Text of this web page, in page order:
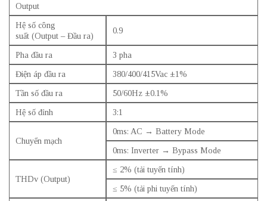
Output
Hệ số công
suất (Output – Đầu ra)
0.9
Pha đầu ra
3 pha
Điện áp đầu ra
380/400/415Vac ±1%
Tần số đầu ra
50/60Hz ±0.1%
Hệ số đỉnh
3:1
Chuyển mạch
0ms: AC → Battery Mode
0ms: Inverter → Bypass Mode
THDv (Output)
≤ 2% (tải tuyến tính)
≤ 5% (tải phi tuyến tính)